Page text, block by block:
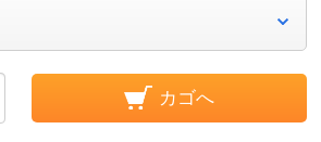
カゴへ